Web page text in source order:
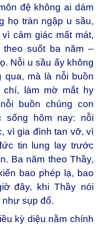
đệ không ai dám
họ tràn ngập u sầu,
cảm giác mất mát,
suốt ba năm –
Nỗi u sầu ấy không
qua, mà là nỗi buồn
làm mờ mắt hy
buồn chúng con
sống hôm nay: nỗi
vì gia đình tan vỡ, vì
tin lung lay trước
Ba năm theo Thầy,
bao phép lạ, bao
đây, khi Thầy nói
như sụp đổ.
kỳ diệu nằm chính